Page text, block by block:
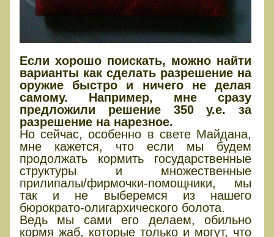
Если хорошо поискать, можно найти
варианты как сделать разрешение на
оружие быстро и ничего не делая
самому. Например, мне сразу
предложили решение 350 у.е. за
разрешение на нарезное.
Но сейчас, особенно в свете Майдана,
мне кажется, что если мы будем
продолжать кормить государственные
структуры и множественные
прилипалы/фирмочки-помощники, мы
так и не выберемся из нашего
бюрократо-олигархического болота.
Ведь мы сами его делаем, обильно
кормя жаб, которые только и могут, что